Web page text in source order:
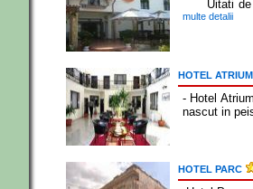
Uitati de
multe detalii
HOTEL ATRIUM
- Hotel
nascut in
HOTEL PARC